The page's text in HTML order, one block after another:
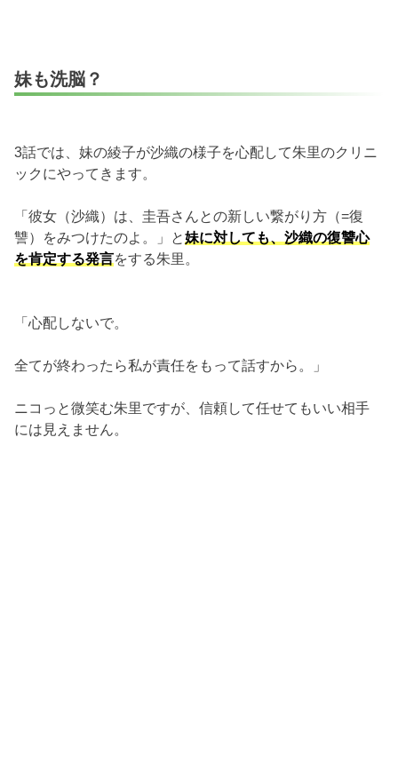
妹も洗脳？
3話では、妹の綾子が沙織の様子を心配して朱里のクリニ
ックにやってきます。
「彼女（沙織）は、圭吾さんとの新しい繋がり方（=復
讐）をみつけたのよ。」と妹に対しても、沙織の復讐心
を肯定する発言をする朱里。
「心配しないで。
全てが終わったら私が責任をもって話すから。」
ニコっと微笑む朱里ですが、信頼して任せてもいい相手
には見えません。